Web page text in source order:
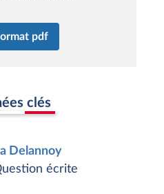
pdf
clés
Delannoy
écrite